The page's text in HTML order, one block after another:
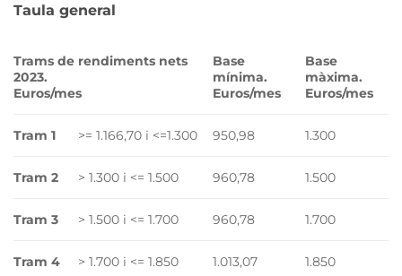
Taula general
Trams de rendiments nets
2023.
Euros/mes
Base
mínima.
Euros/mes
Base
màxima.
Euros/mes
Tram 1 >= 1.166,70 i <=1.300 950,98 1.300
Tram 2 > 1.300 i <= 1.500 960,78 1.500
Tram 3 > 1.500 i <= 1.700 960,78 1.700
Tram 4 > 1.700 i <= 1.850 1.013,07 1.850